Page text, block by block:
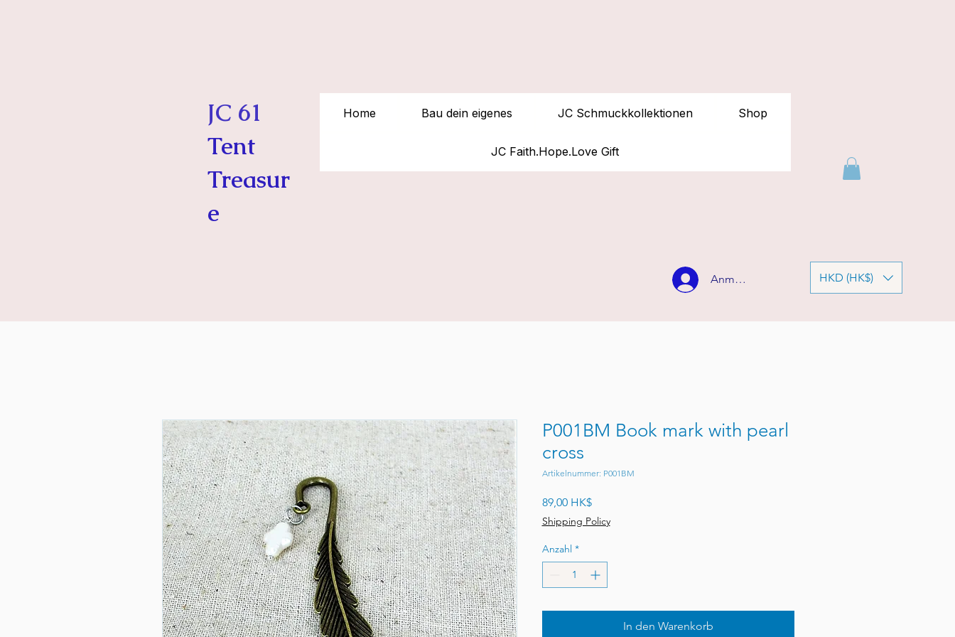
JC 61
Tent
Treasur
e
Home Bau dein eigenes JC Schmuckkollektionen Shop
JC Faith.Hope.Love Gift
Anmelden HKD (HK$)
P001BM Book mark with pearl
cross
Artikelnummer: P001BM
89,00 HK$Preis
Shipping Policy
Anzahl *
In den Warenkorb